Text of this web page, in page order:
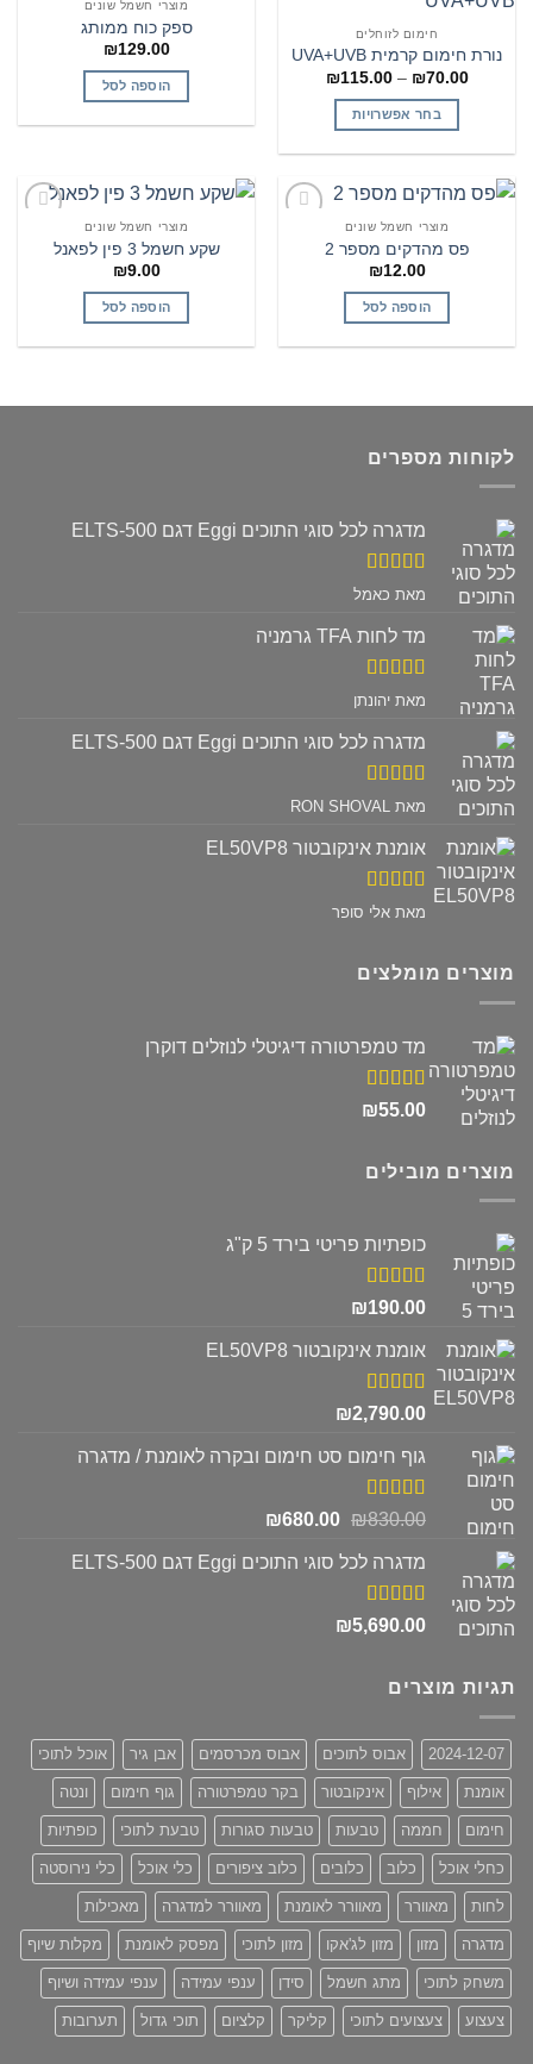
המשאלות
חימום לזוחלים
נורת חימום קרמית UVA+UVB
₪70.00
–
₪115.00
בחר אפשרויות
יש
סוגים.
ניתן
לבחור
את
מוצרי חשמל שונים
ספק כוח ממותג
₪129.00
הוספה לסל
מוצרי חשמל שונים
פס מהדקים מספר 2
₪12.00
הוספה לסל
מוצרי חשמל שונים
שקע חשמל 3 פין לפאנל
₪9.00
הוספה לסל
לקוחות מספרים
מדגרה לכל סוגי התוכים Eggi דגם ELTS-500
דורג 5מתוך
מאת כאמל
מד לחות TFA גרמניה
דורג 5מתוך
מאת יהונתן
מדגרה לכל סוגי התוכים Eggi דגם ELTS-500
דורג 5מתוך
מאת RON SHOVAL
אומנת אינקובטור EL50VP8
דורג 5מתוך
מאת אלי סופר
מוצרים מומלצים
מד טמפרטורה דיגיטלי לנוזלים דוקרן
דורג5.00
₪55.00
מוצרים מובילים
כופתיות פריטי בירד 5 ק"ג
דורג5.00
₪190.00
אומנת אינקובטור EL50VP8
דורג5.00
₪2,790.00
גוף חימום סט חימום ובקרה לאומנת / מדגרה
דורג5.00
₪830.00
המחיר
היה:
₪680.00
המחיר
הוא:
מדגרה לכל סוגי התוכים Eggi דגם ELTS-500
דורג5.00
₪5,690.00
תגיות מוצרים
2024-12-07 אבוס לתוכים אבוס מכרסמים אבן גיר אוכל לתוכי
אומנת אילוף אינקובטור בקר טמפרטורה גוף חימום ונטה
חימום חממה טבעות טבעות סגורות טבעת לתוכי כופתיות
כחלי אוכל כלוב כלובים כלוב ציפורים כלי אוכל כלי נירוסטה
לחות מאוורר מאוורר לאומנת מאוורר למדגרה מאכילות
מדגרה מזון מזון לג'אקו מזון לתוכי מפסק לאומנת מקלות שיוף
משחק לתוכי מתג חשמל סידן ענפי עמידה ענפי עמידה ושיוף
צעצוע צעצועים לתוכי קליקר קלציום תוכי גדול תערובות